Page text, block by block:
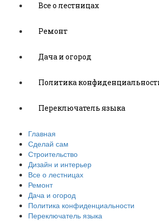
Все о лестницах
Ремонт
Дача и огород
Политика
Переключатель языка
Главная
Сделай сам
Строительство
Дизайн и интерьер
Все о лестницах
Ремонт
Дача и огород
Политика конфиденциальности
Переключатель языка